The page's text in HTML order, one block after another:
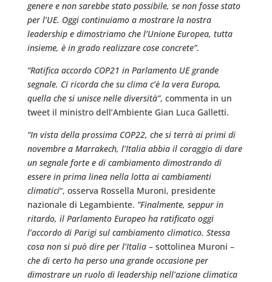
genere e non sarebbe stato possibile, se non fosse stato
per l’UE. Oggi continuiamo a mostrare la nostra
leadership e dimostriamo che l’Unione Europea, tutta
insieme, è in grado realizzare cose concrete”.
“Ratifica accordo COP21 in Parlamento UE grande
segnale. Ci ricorda che su clima c’è la vera Europa,
quella che si unisce nelle diversità”, commenta in un
tweet il ministro dell’Ambiente Gian Luca Galletti.
“In vista della prossima COP22, che si terrà ai primi di
novembre a Marrakech, l’Italia abbia il coraggio di dare
un segnale forte e di cambiamento dimostrando di
essere in prima linea nella lotta ai cambiamenti
climatici“, osserva Rossella Muroni, presidente
nazionale di Legambiente. ”Finalmente, seppur in
ritardo, il Parlamento Europeo ha ratificato oggi
l’accordo di Parigi sul cambiamento climatico. Stessa
cosa non si può dire per l’Italia– sottolinea Muroni –
che di certo ha perso una grande occasione per
dimostrare un ruolo di leadership nell’azione climatica